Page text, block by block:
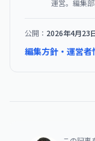
運営。編集
公開： 2026年4月23
編集方針・運営者